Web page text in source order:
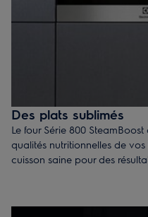
Des plats sublimés
Le four Série 800
qualités nutritionnelles de
cuisson saine pour des